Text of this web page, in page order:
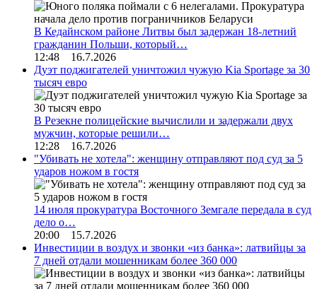
В Кедайнском районе Литвы был задержан 18-летний
гражданин Польши, который…
12:48 16.7.2026
Дуэт поджигателей уничтожил чужую Kia Sportage за 30
тысяч евро
В Резекне полицейские вычислили и задержали двух
мужчин, которые решили…
12:28 16.7.2026
"Убивать не хотела": женщину отправляют под суд за 5
ударов ножом в гостя
14 июля прокуратура Восточного Земгале передала в суд
дело о…
20:00 15.7.2026
Инвестиции в воздух и звонки «из банка»: латвийцы за
7 дней отдали мошенникам более 360 000